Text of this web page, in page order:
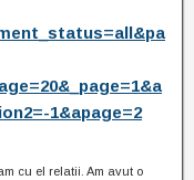
1&apage=2
cu el relatii. Am avut o